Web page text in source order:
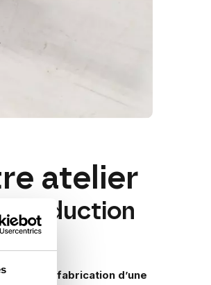
atelier
production
à la fabrication d’une